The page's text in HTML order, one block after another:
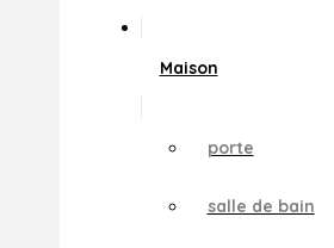
Maison
porte
salle de bain